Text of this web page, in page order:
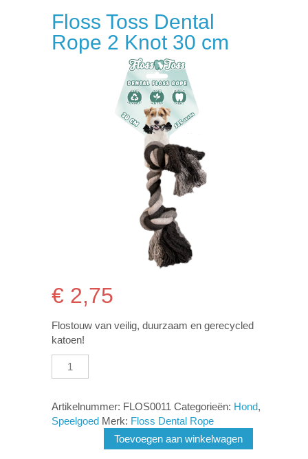
Floss Toss Dental
Rope 2 Knot 30 cm
€ 2,75
Flostouw van veilig, duurzaam en gerecycled
katoen!
Floss
Toss
Rope
2
Artikelnummer: FLOS0011 Categorieën: Hond,
Speelgoed Merk: Floss Dental Rope
Toevoegen aan winkelwagen